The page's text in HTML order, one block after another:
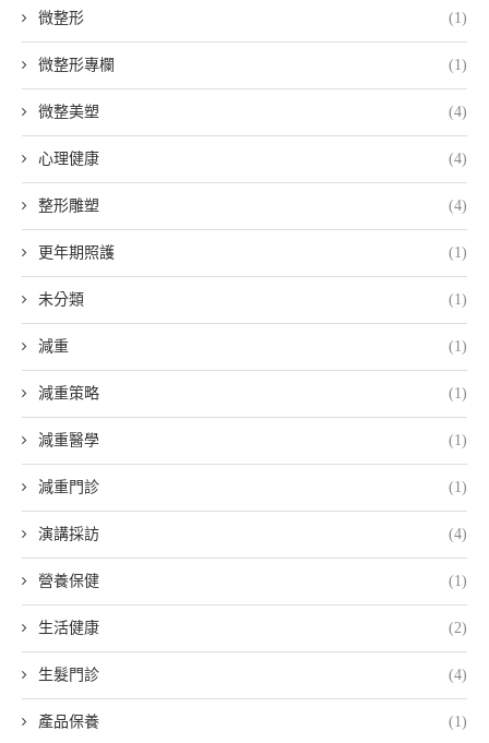
微整形 (1)
微整形專欄 (1)
微整美塑 (4)
心理健康 (4)
整形雕塑 (4)
更年期照護 (1)
未分類 (1)
減重 (1)
減重策略 (1)
減重醫學 (1)
減重門診 (1)
演講採訪 (4)
營養保健 (1)
生活健康 (2)
生髮門診 (4)
產品保養 (1)